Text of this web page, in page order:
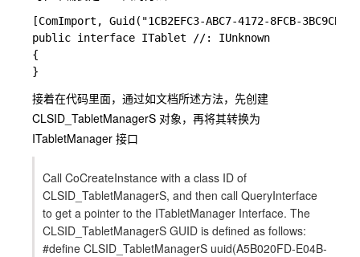
[ComImport, Guid("1CB2EFC3-ABC7-4172-8FCB-
public interface ITablet //: IUnknown
{
接着在代码里面，通过如文档所述方法，先创建
CLSID_TabletManagerS 对象，再将其转换为
ITabletManager 接口
Call CoCreateInstance with a class ID of
CLSID_TabletManagerS, and then call QueryInterface
to get a pointer to the ITabletManager Interface. The
CLSID_TabletManagerS GUID is defined as follows:
#define CLSID_TabletManagerS uuid(A5B020FD-E04B-